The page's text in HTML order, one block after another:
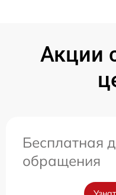
Акции
Бесплатная
обращения